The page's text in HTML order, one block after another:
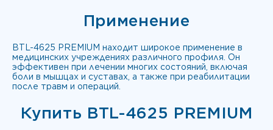
Применение
BTL-4625 PREMIUM находит широкое применение в
медицинских учреждениях различного профиля. Он
эффективен при лечении многих состояний, включая
боли в мышцах и суставах, а также при реабилитации
после травм и операций.
Купить BTL-4625 PREMIUM